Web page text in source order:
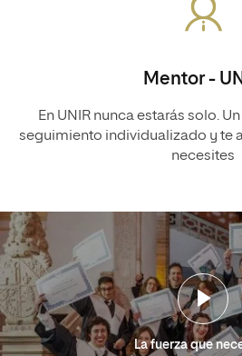
Mentor -
En UNIR nunca estarás solo.
seguimiento individualizado y te
necesites
La fuerza que